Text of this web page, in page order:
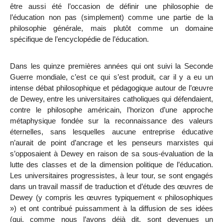
être aussi été l’occasion de définir une philosophie de
l’éducation non pas (simplement) comme une partie de la
philosophie générale, mais plutôt comme un domaine
spécifique de l’encyclopédie de l’éducation.
Dans les quinze premières années qui ont suivi la Seconde
Guerre mondiale, c’est ce qui s’est produit, car il y a eu un
intense débat philosophique et pédagogique autour de l’œuvre
de Dewey, entre les universitaires catholiques qui défendaient,
contre le philosophe américain, l’horizon d’une approche
métaphysique fondée sur la reconnaissance des valeurs
éternelles, sans lesquelles aucune entreprise éducative
n’aurait de point d’ancrage et les penseurs marxistes qui
s’opposaient à Dewey en raison de sa sous-évaluation de la
lutte des classes et de la dimension politique de l’éducation.
Les universitaires progressistes, à leur tour, se sont engagés
dans un travail massif de traduction et d’étude des œuvres de
Dewey (y compris les œuvres typiquement « philosophiques
») et ont contribué puissamment à la diffusion de ses idées
(qui, comme nous l’avons déjà dit, sont devenues un